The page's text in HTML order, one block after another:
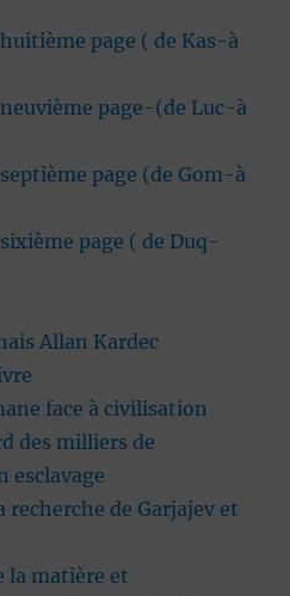
page ( de Kas-à
page-(de Luc-à
page (de Gom-à
page ( de Duq-
Allan Kardec
face à civilisation
des milliers de
esclavage
de Garjajev et
la matière et